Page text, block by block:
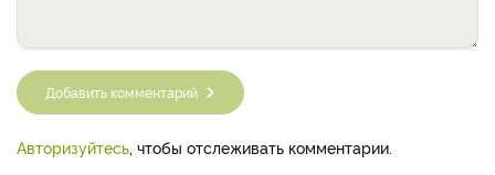
Добавить комментарий
Авторизуйтесь, чтобы отслеживать комментарии.